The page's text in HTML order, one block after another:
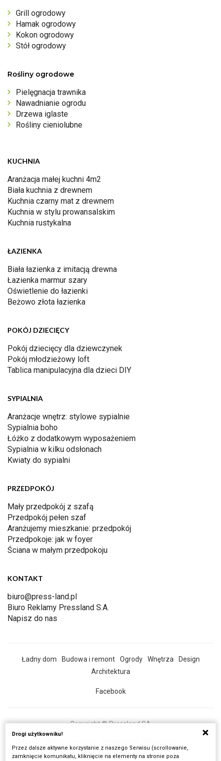
Grill ogrodowy
Hamak ogrodowy
Kokon ogrodowy
Stół ogrodowy
Rośliny ogrodowe
Pielęgnacja trawnika
Nawadnianie ogrodu
Drzewa iglaste
Rośliny cieniolubne
KUCHNIA
Aranżacja małej kuchni 4m2
Biała kuchnia z drewnem
Kuchnia czarny mat z drewnem
Kuchnia w stylu prowansalskim
Kuchnia rustykalna
ŁAZIENKA
Biała łazienka z imitacją drewna
Łazienka marmur szary
Oświetlenie do łazienki
Beżowo złota łazienka
POKÓJ DZIECIĘCY
Pokój dziecięcy dla dziewczynek
Pokój młodzieżowy loft
Tablica manipulacyjna dla dzieci DIY
SYPIALNIA
Aranżacje wnętrz: stylowe sypialnie
Sypialnia boho
Łóżko z dodatkowym wyposażeniem
Sypialnia w kilku odsłonach
Kwiaty do sypialni
PRZEDPOKÓJ
Mały przedpokój z szafą
Przedpokój pełen szaf
Aranżujemy mieszkanie: przedpokój
Przedpokoje: jak w foyer
Ściana w małym przedpokoju
KONTAKT
biuro@press-land.pl
Biuro Reklamy Pressland S.A.
Napisz do nas
Ładny dom Budowa i remont Ogrody Wnętrza
Design
Architektura
Facebook
Copyright © Pressland SA
Wszystkie artykuły
Drogi użytkowniku!
Przez dalsze aktywne korzystanie z naszego Serwisu (scrollowanie,
zamknięcie komunikatu, kliknięcie na elementy na stronie poza